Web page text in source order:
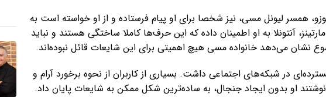
همسر لیونل مسی، نیز شخصا برای او پیام فرستاده و از او خواسته است به
آنتونلا به او اطمینان داده که این حرف‌ها کاملا ساختگی هستند و نباید
نشان می‌دهد خانواده مسی هیچ اهمیتی برای این شایعات قائل نبوده‌اند.
در شبکه‌های اجتماعی داشت. بسیاری از کاربران از نحوه برخورد آرام و
نوشتند او بدون ایجاد جنجال، به ساده‌ترین شکل ممکن به شایعات پایان داد.